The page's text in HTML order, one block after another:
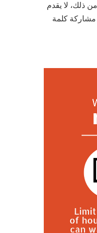
ذلك، لا يقدم
مشاركة كلمة